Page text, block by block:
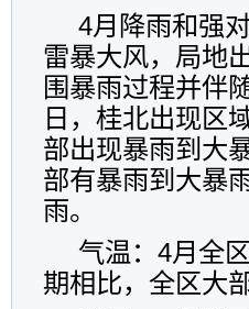
4月降雨和强
雷暴大风，局地
围暴雨过程并伴
日，桂北出现区
部出现暴雨到大
部有暴雨到大暴
雨。
气温：4月全
期相比，全区大